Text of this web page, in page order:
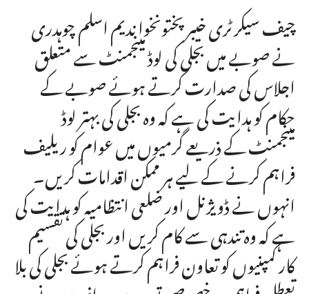
چیف سیکرٹری خیبرپختونخوا ندیم اسلم چوہدری
نے صوبے میں بجلی کی لوڈ مینجمنٹ سے متعلق
اجلاس کی صدارت کرتے ہوئے صوبے کے
حکام کو ہدایت کی ہے کہ وہ بجلی کی بہتر لوڈ
مینجمنٹ کے ذریعے گرمیوں میں عوام کو ریلیف
فراہم کرنے کے لیے ہر ممکن اقدامات کریں۔
انہوں نے ڈویژنل اور ضلعی انتظامیہ کو ہدایت کی
ہے کہ وہ تندہی سے کام کریں اور بجلی کی تقسیم
کار کمپنیوں کو تعاون فراہم کرتے ہوئے بجلی کی بلا